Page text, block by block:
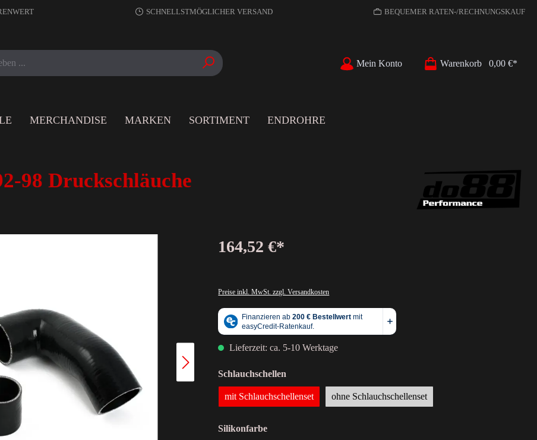
SCHNELLSTMÖGLICHER VERSAND BEQUEMER RATEN-/RECHNUNGSKAUF
Mein Konto Warenkorb 0,00 €*
MERCHANDISE MARKEN SORTIMENT ENDROHRE
98 Druckschläuche
164,52 €*
Preise inkl. MwSt. zzgl. Versandkosten
Lieferzeit: ca. 5-10 Werktage
Schlauchschellen
mit Schlauchschellenset ohne Schlauchschellenset
Silikonfarbe